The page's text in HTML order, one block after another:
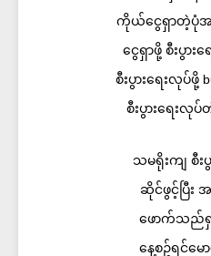
ကိုယ်ငွေရှာတဲ့ပုံအ
ငွေရှာဖို့ စီးပွာ
စီးပွားရေးလုပ်ဖို့
စီးပွားရေး
သမရိုးကျ စီး
ဆိုင်ဖွင့်ပြီး
ဖောက်သည်ရှ
နေ့စဥ်ရင်မ